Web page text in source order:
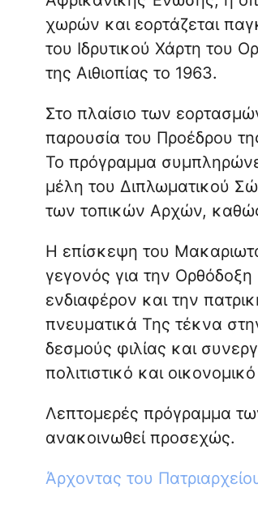
χωρών και εορτάζεται
του Ιδρυτικού Χάρτη του
της Αιθιοπίας το 1963.
Στο πλαίσιο των
παρουσία του Προέδρου
Το πρόγραμμα
μέλη του Διπλωματικού
των τοπικών Αρχών,
Η επίσκεψη του
γεγονός για την Ορθόδοξη
ενδιαφέρον και την
πνευματικά Της τέκνα
δεσμούς φιλίας και
πολιτιστικό και
Λεπτομερές πρόγραμμα
ανακοινωθεί προσεχώς.
Άρχοντας του